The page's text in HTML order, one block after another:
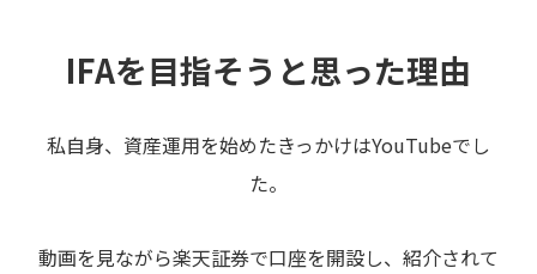
IFAを目指そうと思った理由
私自身、資産運用を始めたきっかけはYouTubeでし
た。
動画を見ながら楽天証券で口座を開設し、紹介されて